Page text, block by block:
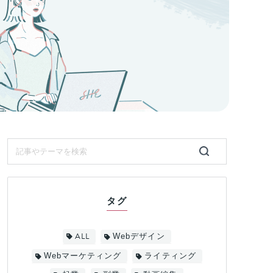
タグ
ALL Webデザイン
Webマーケティング ライティング